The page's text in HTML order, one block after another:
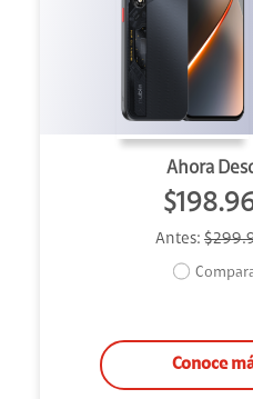
Ahora
Antes:
Conoce